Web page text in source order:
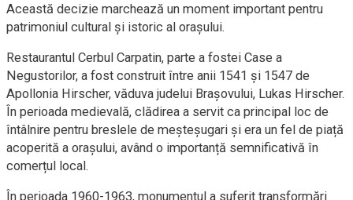
Această decizie marchează un moment important pentru
patrimoniul cultural și istoric al orașului.
Restaurantul Cerbul Carpatin, parte a fostei Case a
Negustorilor, a fost construit între anii 1541 și 1547 de
Apollonia Hirscher, văduva judelui Brașovului, Lukas Hirscher.
În perioada medievală, clădirea a servit ca principal loc de
întâlnire pentru breslele de meșteșugari și era un fel de piață
acoperită a orașului, având o importanță semnificativă în
comerțul local.
În perioada 1960-1963, monumentul a suferit transformări